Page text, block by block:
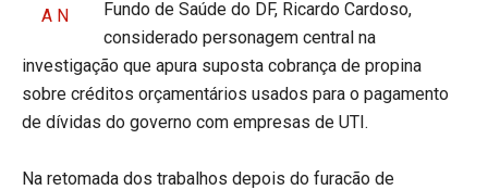
Fundo de Saúde do DF, Ricardo Cardoso,
considerado personagem central na
investigação que apura suposta cobrança de propina
sobre créditos orçamentários usados para o pagamento
de dívidas do governo com empresas de UTI.
Na retomada dos trabalhos depois do furacão de